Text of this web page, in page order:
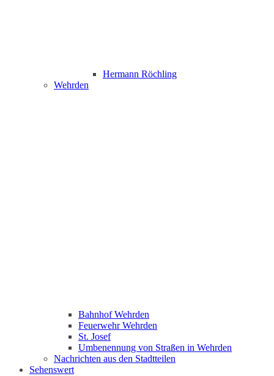
Hermann Röchling
Wehrden
Bahnhof Wehrden
Feuerwehr Wehrden
St. Josef
Umbenennung von Straßen in Wehrden
Nachrichten aus den Stadtteilen
Sehenswert